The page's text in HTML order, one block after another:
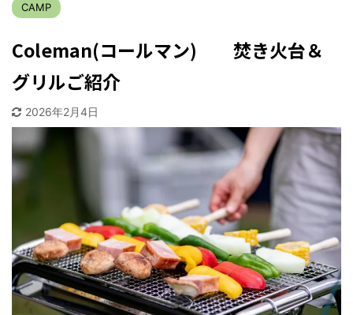
CAMP
Coleman(コールマン) 焚き火台＆
グリルご紹介
2026年2月4日